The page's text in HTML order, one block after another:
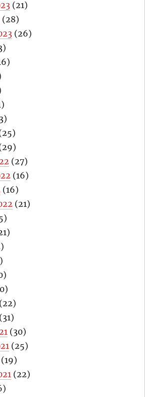
(21)
(28)
(26)
(27)
(16)
(16)
(21)
(22)
(31)
(30)
(25)
(19)
(22)